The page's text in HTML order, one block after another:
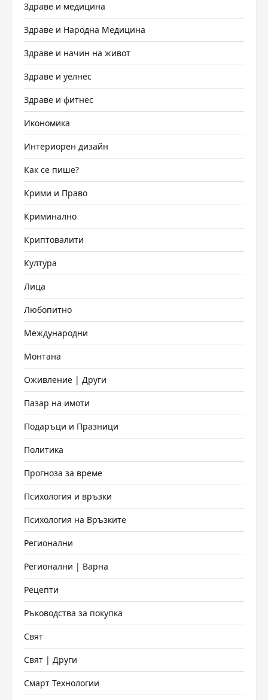
Здраве и медицина
Здраве и Народна Медицина
Здраве и начин на живот
Здраве и уелнес
Здраве и фитнес
Икономика
Интериорен дизайн
Как се пише?
Крими и Право
Криминално
Криптовалити
Култура
Лица
Любопитно
Международни
Монтана
Оживление | Други
Пазар на имоти
Подаръци и Празници
Политика
Прогноза за време
Психология и връзки
Психология на Връзките
Регионални
Регионални | Варна
Рецепти
Ръководства за покупка
Свят
Свят | Други
Смарт Технологии